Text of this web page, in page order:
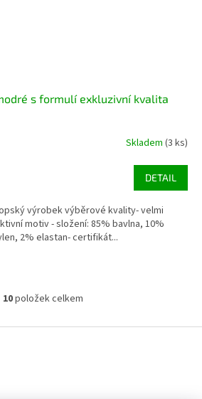
s formulí exkluzivní kvalita
Skladem (3 ks)
DETAIL
výrobek výběrové kvality- velmi
motiv - složení: 85% bavlna, 10%
2% elastan- certifikát...
O
l
10položek celkem